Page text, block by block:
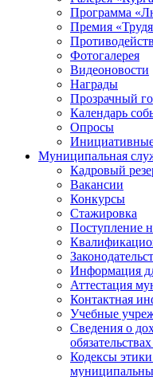
Программа
Премия
Фотогалерея
Видеоновости
Награды
Прозрачный
Календарь
Опросы
Муниципальная
Кадровый
Вакансии
Конкурсы
Стажировка
Поступление
Информация
Аттестация
Контактная
Учебные
Сведения о
Кодексы